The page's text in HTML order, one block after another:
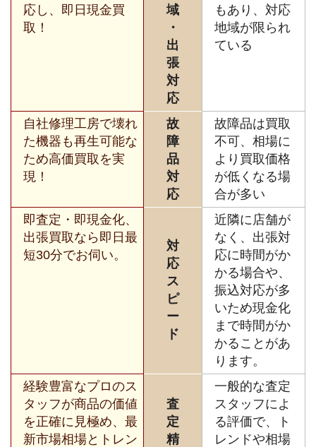
応し、即日現金買
取！
域
・
出
張
対
応
もあり、対応
地域が限られ
ている
自社修理工房で壊れ
た機器も再生可能な
ため高価買取を実
現！
故
障
品
対
応
故障品は買取
不可、相場に
より買取価格
が低くなる場
合が多い
即査定・即現金化、
出張買取なら即日最
短30分でお伺い。
対
応
ス
ピ
ー
ド
近隣に店舗が
なく、出張対
応に時間がか
かる場合や、
振込対応が多
いため現金化
まで時間がか
かることがあ
ります。
経験豊富なプロのス
タッフが商品の価値
を正確に見極め、最
新市場相場とトレン
査
定
精
一般的な査定
スタッフによ
る評価で、ト
レンドや相場